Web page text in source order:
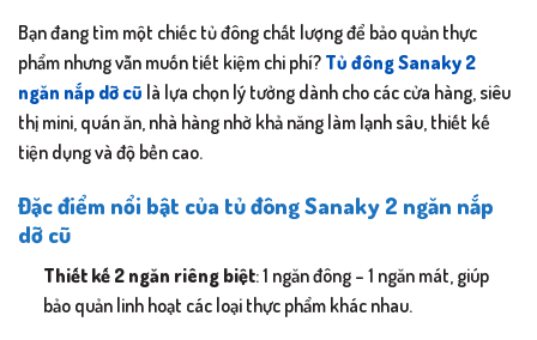
Bạn đang tìm một chiếc tủ đông chất lượng để bảo quản thực
phẩm nhưng vẫn muốn tiết kiệm chi phí? Tủ đông Sanaky 2
ngăn nắp dỡ cũ là lựa chọn lý tưởng dành cho các cửa hàng, siêu
thị mini, quán ăn, nhà hàng nhờ khả năng làm lạnh sâu, thiết kế
tiện dụng và độ bền cao.
Đặc điểm nổi bật của tủ đông Sanaky 2 ngăn nắp
dỡ cũ
Thiết kế 2 ngăn riêng biệt: 1 ngăn đông – 1 ngăn mát, giúp
bảo quản linh hoạt các loại thực phẩm khác nhau.